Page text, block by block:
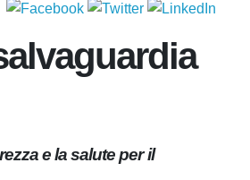
e la salute per il